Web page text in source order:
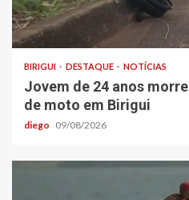
BIRIGUI DESTAQUE NOTÍCIAS
Jovem de 24 anos
de moto em Birigui
diego 09/08/2026